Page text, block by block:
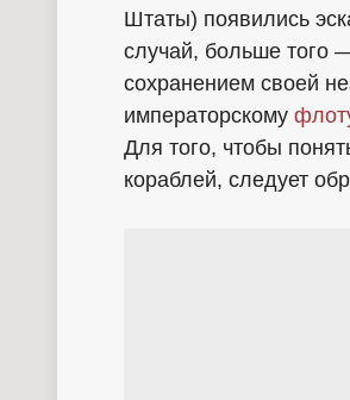
Штаты) появились
случай, больше того
сохранением своей
императорскому
Для того, чтобы
кораблей, следует